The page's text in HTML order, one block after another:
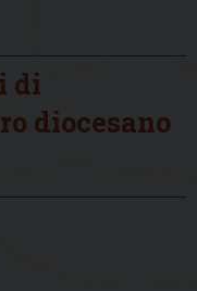
di
diocesano